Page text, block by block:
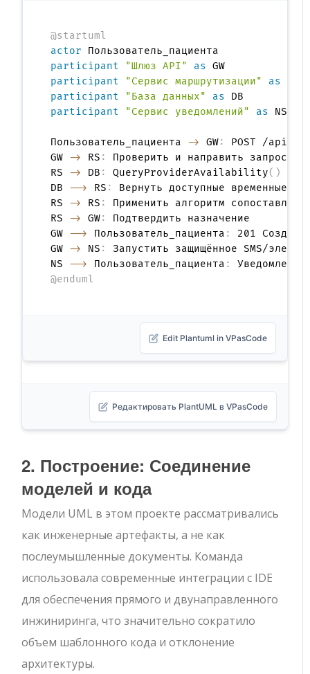
@startuml
actor
participant
"Шлюз API" as
participant
"Сервис маршрутизации" as
participant
"База данных" as
participant
"Сервис уведомлений" as NS
Пользователь_пациента -> GW:
POST /api/
GW -> RS :
Проверить и направить запрос
RS -> DB : QueryProviderAvailability( )
DB --> RS :
Вернуть доступные временные
RS -> RS :
Применить алгоритм
RS -> GW:
Подтвердить назначение
GW --> Пользователь_пациента :
201 Создано
GW -> NS :
Запустить защищённое SMS/
NS --> Пользователь_пациента :
@enduml
Edit Plantuml in VPasCode
Редактировать PlantUML в VPasCode
2. Построение: Соединение
моделей и кода
Модели UML в этом проекте рассматривались
как инженерные артефакты, а не как
послеумышленные документы. Команда
использовала современные интеграции с IDE
для обеспечения прямого и двунаправленного
инжиниринга, что значительно сократило
объем шаблонного кода и отклонение
архитектуры.